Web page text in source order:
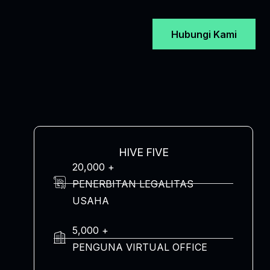
Hubungi Kami
HIVE FIVE
20,000 +
PENERBITAN LEGALITAS
USAHA
5,000 +
PENGUNA VIRTUAL OFFICE